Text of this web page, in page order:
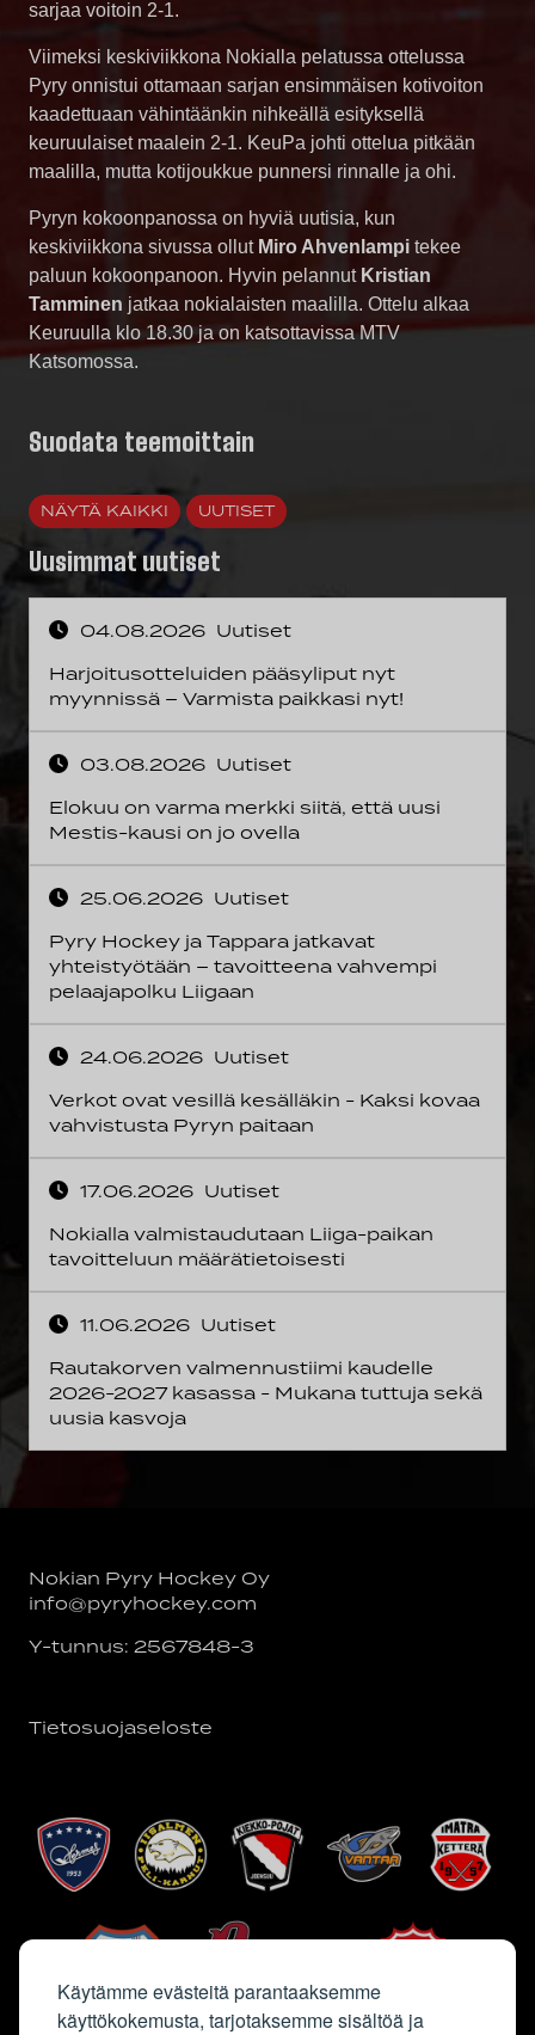
Käytämme evästeitä parantaaksemme
käyttökokemusta, tarjotaksemme sisältöä ja
sarjaa voitoin 2-1.
Viimeksi keskiviikkona Nokialla pelatussa ottelussa
Pyry onnistui ottamaan sarjan ensimmäisen kotivoiton
kaadettuaan vähintäänkin nihkeällä esityksellä
keuruulaiset maalein 2-1. KeuPa johti ottelua pitkään
maalilla, mutta kotijoukkue punnersi rinnalle ja ohi.
Pyryn kokoonpanossa on hyviä uutisia, kun
keskiviikkona sivussa ollut Miro Ahvenlampi tekee
paluun kokoonpanoon. Hyvin pelannut Kristian
Tamminen jatkaa nokialaisten maalilla. Ottelu alkaa
Keuruulla klo 18.30 ja on katsottavissa MTV
Katsomossa.
Suodata teemoittain
NÄYTÄ KAIKKI UUTISET
Uusimmat uutiset
04.08.2026 Uutiset
Harjoitusotteluiden pääsyliput nyt
myynnissä – Varmista paikkasi nyt!
03.08.2026 Uutiset
Elokuu on varma merkki siitä, että uusi
Mestis-kausi on jo ovella
25.06.2026 Uutiset
Pyry Hockey ja Tappara jatkavat
yhteistyötään – tavoitteena vahvempi
pelaajapolku Liigaan
24.06.2026 Uutiset
Verkot ovat vesillä kesälläkin - Kaksi kovaa
vahvistusta Pyryn paitaan
17.06.2026 Uutiset
Nokialla valmistaudutaan Liiga-paikan
tavoitteluun määrätietoisesti
11.06.2026 Uutiset
Rautakorven valmennustiimi kaudelle
2026-2027 kasassa - Mukana tuttuja sekä
uusia kasvoja
Nokian Pyry Hockey Oy
info@pyryhockey.com
Y-tunnus: 2567848-3
Tietosuojaseloste